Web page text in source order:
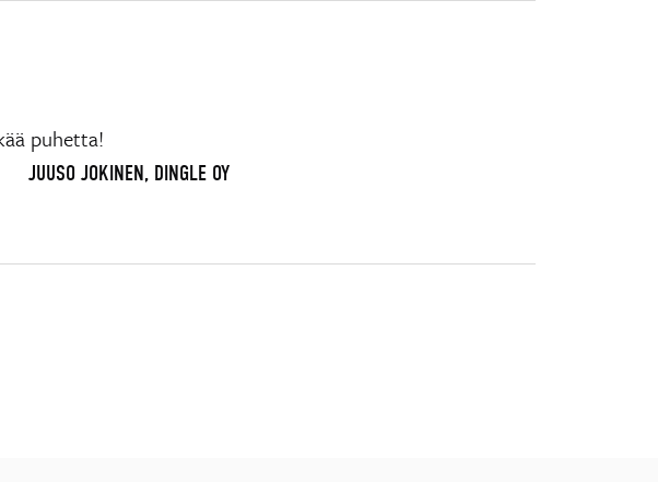
puhetta!
JUUSO JOKINEN, DINGLE OY